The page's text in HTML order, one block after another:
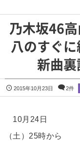
乃木坂46
八のすぐ
新曲
2015年10月23日 2件
10月24日
（土）25時から